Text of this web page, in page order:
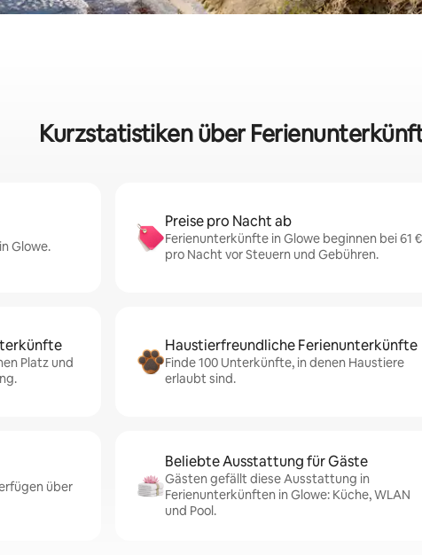
Kurzstatistiken über
Glowe.
Preise pro Nacht ab
Ferienunterkünfte in Glowe beginnen bei 61 €
pro Nacht vor Steuern und Gebühren.
Platz und
Haustierfreundliche Ferienunterkünfte
Finde 100 Unterkünfte, in denen Haustiere
erlaubt sind.
über
Beliebte Ausstattung für Gäste
Gästen gefällt diese Ausstattung in
Ferienunterkünften in Glowe: Küche, WLAN
und Pool.